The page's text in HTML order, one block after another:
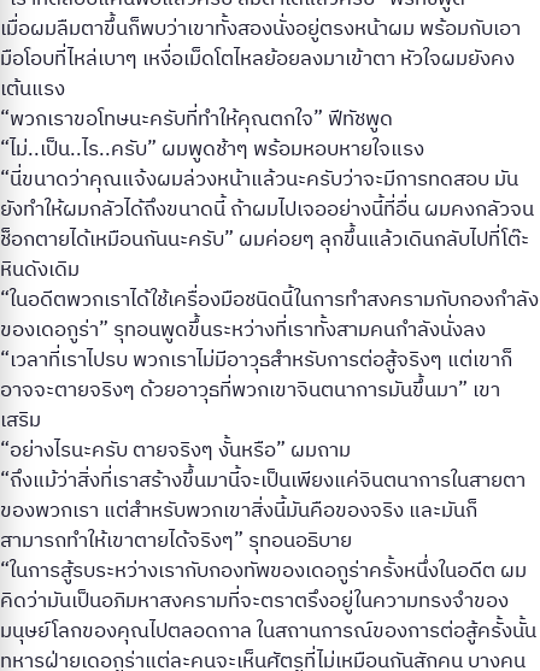
เมื่อผมลืมตาขึ้นก็พบว่าเขาทั้งสองนั่งอยู่ตรงหน้าผม พร้อมกับเอา
มือโอบที่ไหล่เบาๆ เหงื่อเม็ดโตไหลย้อยลงมาเข้าตา หัวใจผมยังคง
เต้นแรง
“พวกเราขอโทษนะครับที่ทำให้คุณตกใจ” ฟีทัชพูด
“ไม่..เป็น..ไร..ครับ” ผมพูดช้าๆ พร้อมหอบหายใจแรง
“นี่ขนาดว่าคุณแจ้งผมล่วงหน้าแล้วนะครับว่าจะมีการทดสอบ มัน
ยังทำให้ผมกลัวได้ถึงขนาดนี้ ถ้าผมไปเจออย่างนี้ที่อื่น ผมคงกลัวจน
ช็อกตายได้เหมือนกันนะครับ” ผมค่อยๆ ลุกขึ้นแล้วเดินกลับไปที่โต๊ะ
หินดังเดิม
“ในอดีตพวกเราได้ใช้เครื่องมือชนิดนี้ในการทำสงครามกับกองกำลัง
ของเดอกูร่า” รุทอนพูดขึ้นระหว่างที่เราทั้งสามคนกำลังนั่งลง
“เวลาที่เราไปรบ พวกเราไม่มีอาวุธสำหรับการต่อสู้จริงๆ แต่เขาก็
อาจจะตายจริงๆ ด้วยอาวุธที่พวกเขาจินตนาการมันขึ้นมา” เขา
เสริม
“อย่างไรนะครับ ตายจริงๆ งั้นหรือ” ผมถาม
“ถึงแม้ว่าสิ่งที่เราสร้างขึ้นมานี้จะเป็นเพียงแค่จินตนาการในสายตา
ของพวกเรา แต่สำหรับพวกเขาสิ่งนี้มันคือของจริง และมันก็
สามารถทำให้เขาตายได้จริงๆ” รุทอนอธิบาย
“ในการสู้รบระหว่างเรากับกองทัพของเดอกูร่าครั้งหนึ่งในอดีต ผม
คิดว่ามันเป็นอภิมหาสงครามที่จะตราตรึงอยู่ในความทรงจำของ
มนุษย์โลกของคุณไปตลอดกาล ในสถานการณ์ของการต่อสู้ครั้งนั้น
ทหารฝ่ายเดอกูร่าแต่ละคนจะเห็นศัตรูที่ไม่เหมือนกันสักคน บางคน